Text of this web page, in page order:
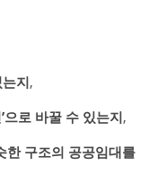
지,
으로 바꿀 수 있는지,
한 구조의 공공임대를